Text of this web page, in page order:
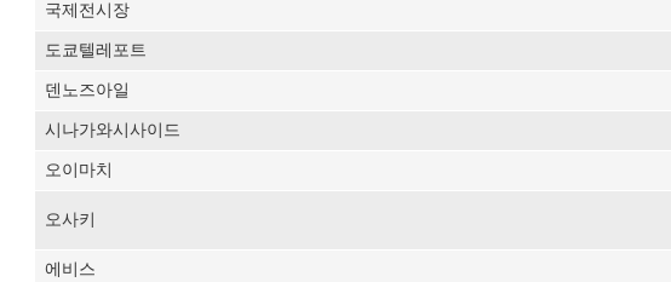
국제전시장
도쿄텔레포트
덴노즈아일
시나가와시사이드
오이마치
오사키
에비스